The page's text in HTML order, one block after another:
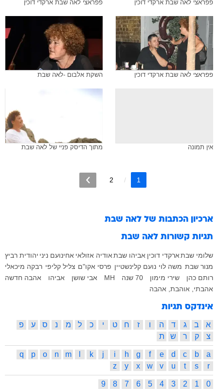
פפראצי לאה שבת ארקדי דוכין פפראצי לאה שבת ארקדי דוכין
פפראצי לאה שבת ארקדי דוכין השקת אלבום -לאה שבת
אין תמונה מתוך הדיסק פניי של לאה שבת
1
2
ארכיון הכתבות של לאה שבת
תגיות קשורות לאה שבת
שלומי שבתארקדי דוכין אביהו שבת אודיה אזולאי אחינועם ניני יהודית רביץ
מנור שבת משה לוי נועם קלינשטיין פרסי אקו"ם צליל קליפי רבקה מיכאלי
רותם כהן
שירי מימון 70 שנה MH אבי שושן אביהו
אהבה חדשה
אהבתי, אוהבת, אהבה
אינדקס תגיות
א ב ג ד ה ו ז ח ט י כ ל מ נ ס ע
פ
צ
ק ר ש ת
a
b
c
d
e
f
g
h
i
j
k
m
n
o
p
q
r
s
t
u
v
w
x
y
z
0
1
2
3
4
5
6
7
8
9